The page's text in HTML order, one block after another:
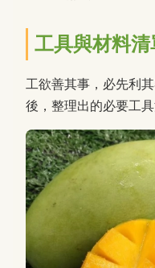
工具與材料清
工欲善其事，必先利
後，整理出的必要工具